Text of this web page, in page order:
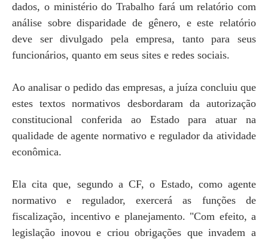
dados, o ministério do Trabalho fará um relatório com
análise sobre disparidade de gênero, e este relatório
deve ser divulgado pela empresa, tanto para seus
funcionários, quanto em seus sites e redes sociais.
Ao analisar o pedido das empresas, a juíza concluiu que
estes textos normativos desbordaram da autorização
constitucional conferida ao Estado para atuar na
qualidade de agente normativo e regulador da atividade
econômica.
Ela cita que, segundo a CF, o Estado, como agente
normativo e regulador, exercerá as funções de
fiscalização, incentivo e planejamento. "Com efeito, a
legislação inovou e criou obrigações que invadem a